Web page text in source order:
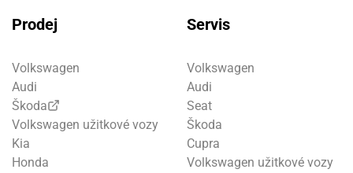
Prodej
Volkswagen
Audi
Škoda
Volkswagen užitkové vozy
Kia
Honda
Servis
Volkswagen
Audi
Seat
Škoda
Cupra
Volkswagen užitkové vozy